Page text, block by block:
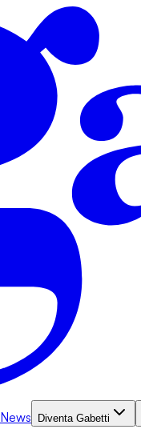
News Diventa Gabetti